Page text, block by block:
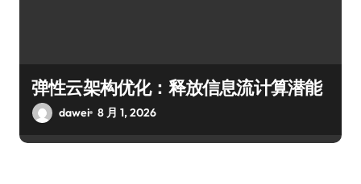
弹性云架构优化：释放信息流计算潜能
dawei 8 月 1, 2026